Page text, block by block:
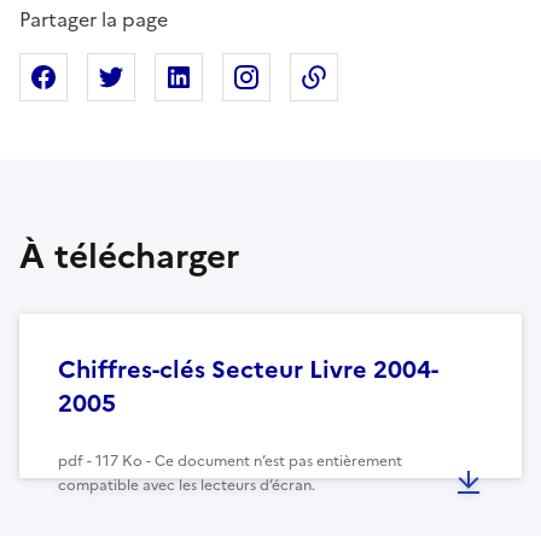
Partager la page
Partager sur Facebook
Partager sur XPartager sur Linkedin
Partager sur Instagram
À télécharger
Chiffres-clés Secteur Livre 2004-
2005
pdf - 117 Ko - Ce document n’est pas entièrement
compatible avec les lecteurs d’écran.